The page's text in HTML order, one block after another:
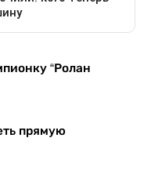
“Ролан
прямую